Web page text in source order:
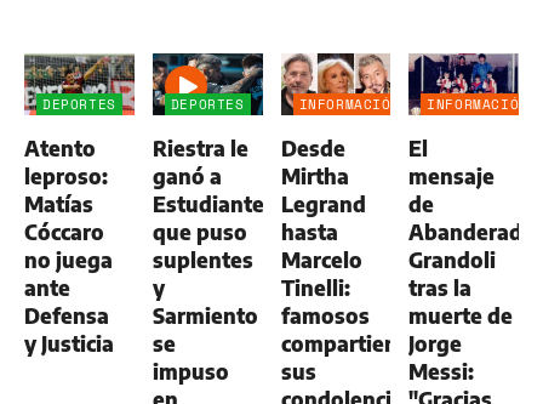
DEPORTES
Atento
leproso:
Matías
Cóccaro
no juega
ante
Defensa
y Justicia
DEPORTES
Riestra le
ganó a
Estudiantes,
que puso
suplentes
y
Sarmiento
se
impuso
INFORMACIÓN
Desde
Mirtha
Legrand
hasta
Marcelo
Tinelli:
famosos
compartieron
sus
INFORMACIÓN
El
mensaje
de
Abanderado
Grandoli
tras la
muerte de
Jorge
Messi: